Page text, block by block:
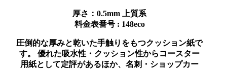
厚さ：0.5mm
上質系
料金表番号 : 148eco
圧倒的な厚みと乾いた手触りをもつクッション紙で
す。 優れた吸水性・クッション性からコースター
用紙として定評があるほか、名刺・ショップカー